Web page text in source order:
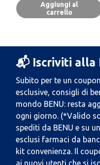
Aggiungi al
carrello
📬 Iscriviti alla
Subito per te un
esclusive, consigli di
mondo BENU: resta
ogni giorno. (*Valido
spediti da BENU e su
esclusi farmaci da
kit convenienza. Il
ai nuovi utenti che si